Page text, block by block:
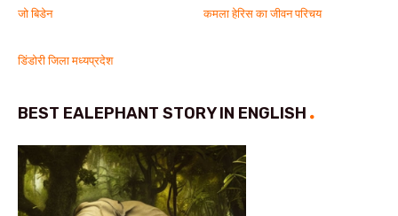
जो बिडेन कमला हेरिस का जीवन परिचय
डिंडोरी जिला मध्यप्रदेश
BEST EALEPHANT STORY IN ENGLISH